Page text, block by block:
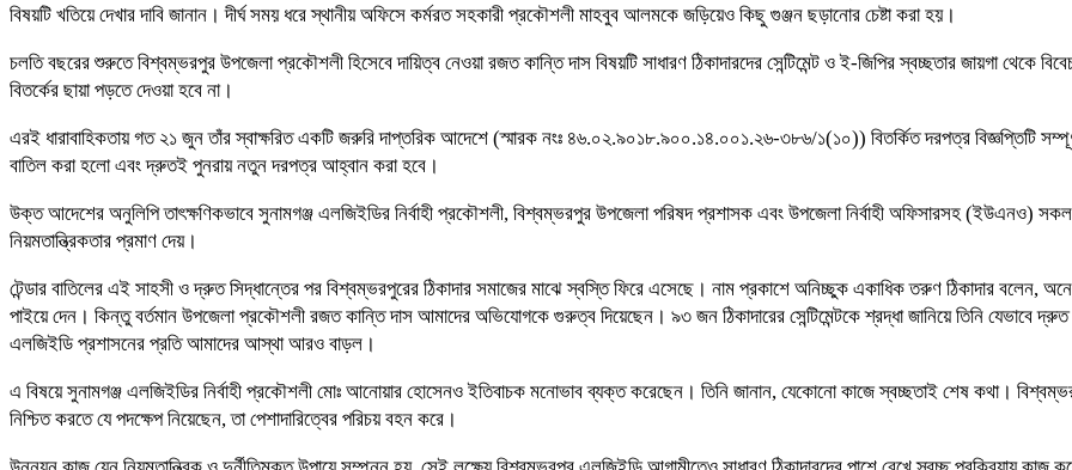
বিষয়টি খতিয়ে দেখার দাবি জানান। দীর্ঘ সময় ধরে স্থানীয় অফিসে কর্মরত সহকারী প্রকৌশলী মাহবুব আলমকে জড়িয়েও কিছু গুঞ্জন ছড়ানোর চেষ্টা করা হয়।
চলতি বছরের শুরুতে বিশ্বম্ভরপুর উপজেলা প্রকৌশলী হিসেবে দায়িত্ব নেওয়া রজত কান্তি দাস বিষয়টি সাধারণ ঠিকাদারদের সেন্টিমেন্ট ও ই-জিপির স্বচ্ছতার জায়গা থেকে
বিতর্কের ছায়া পড়তে দেওয়া হবে না।
এরই ধারাবাহিকতায় গত ২১ জুন তাঁর স্বাক্ষরিত একটি জরুরি দাপ্তরিক আদেশে (স্মারক নংঃ ৪৬.০২.৯০১৮.৯০০.১৪.০০১.২৬-৩৮৬/১(১০)) বিতর্কিত দরপত্র বিজ্ঞপ্তিটি
বাতিল করা হলো এবং দ্রুতই পুনরায় নতুন দরপত্র আহ্বান করা হবে।
উক্ত আদেশের অনুলিপি তাৎক্ষণিকভাবে সুনামগঞ্জ এলজিইডির নির্বাহী প্রকৌশলী, বিশ্বম্ভরপুর উপজেলা পরিষদ প্রশাসক এবং উপজেলা নির্বাহী অফিসারসহ (ইউএনও)
নিয়মতান্ত্রিকতার প্রমাণ দেয়।
টেন্ডার বাতিলের এই সাহসী ও দ্রুত সিদ্ধান্তের পর বিশ্বম্ভরপুরের ঠিকাদার সমাজের মাঝে স্বস্তি ফিরে এসেছে। নাম প্রকাশে অনিচ্ছুক একাধিক তরুণ ঠিকাদার বলেন,
পাইয়ে দেন। কিন্তু বর্তমান উপজেলা প্রকৌশলী রজত কান্তি দাস আমাদের অভিযোগকে গুরুত্ব দিয়েছেন। ৯৩ জন ঠিকাদারের সেন্টিমেন্টকে শ্রদ্ধা জানিয়ে তিনি যেভাবে
এলজিইডি প্রশাসনের প্রতি আমাদের আস্থা আরও বাড়ল।
এ বিষয়ে সুনামগঞ্জ এলজিইডির নির্বাহী প্রকৌশলী মোঃ আনোয়ার হোসেনও ইতিবাচক মনোভাব ব্যক্ত করেছেন। তিনি জানান, যেকোনো কাজে স্বচ্ছতাই শেষ কথা।
নিশ্চিত করতে যে পদক্ষেপ নিয়েছেন, তা পেশাদারিত্বের পরিচয় বহন করে।